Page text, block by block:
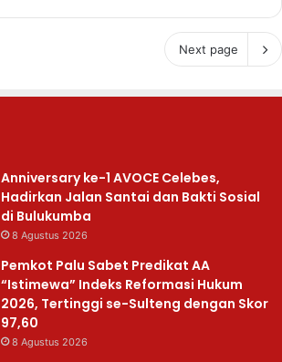
Next page
Anniversary ke-1 AVOCE Celebes,
Hadirkan Jalan Santai dan Bakti Sosial
di Bulukumba
8 Agustus 2026
Pemkot Palu Sabet Predikat AA
“Istimewa” Indeks Reformasi Hukum
2026, Tertinggi se-Sulteng dengan Skor
97,60
8 Agustus 2026